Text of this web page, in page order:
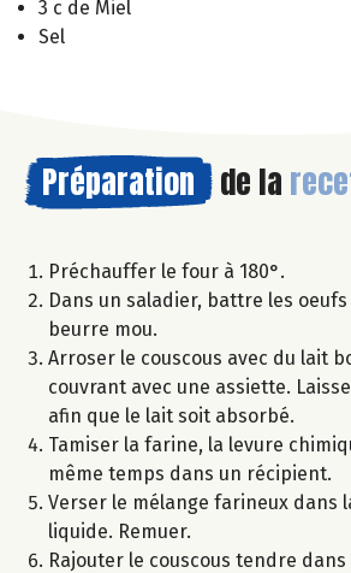
3 c de Miel
Sel
Préparation de la
Préchauffer le four à 180°.
Dans un saladier, battre les
beurre mou.
Arroser le couscous avec du lait
couvrant avec une assiette.
afin que le lait soit absorbé.
Tamiser la farine, la levure
même temps dans un récipient.
Verser le mélange farineux dans
liquide. Remuer.
Rajouter le couscous tendre